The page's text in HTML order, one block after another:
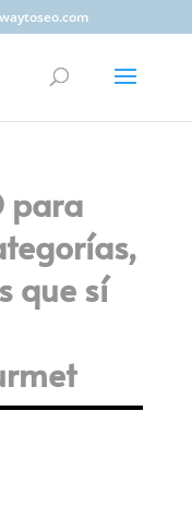
para
que sí